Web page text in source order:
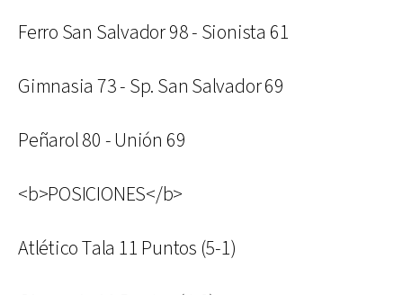
Ferro San Salvador 98 - Sionista 61
Gimnasia 73 - Sp. San Salvador 69
Peñarol 80 - Unión 69
<b>POSICIONES</b>
Atlético Tala 11 Puntos (5-1)